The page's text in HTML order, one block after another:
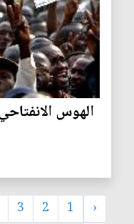
الهوس
‹
1
2
3